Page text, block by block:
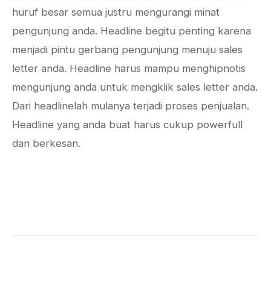
huruf besar semua justru mengurangi minat
pengunjung anda. Headline begitu penting karena
menjadi pintu gerbang pengunjung menuju sales
letter anda. Headline harus mampu menghipnotis
mengunjung anda untuk mengklik sales letter anda.
Dari headlinelah mulanya terjadi proses penjualan.
Headline yang anda buat harus cukup powerfull
dan berkesan.